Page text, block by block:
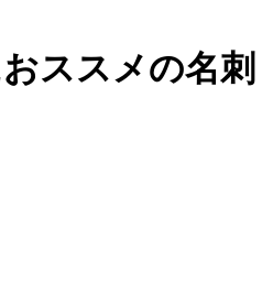
ススメの名刺